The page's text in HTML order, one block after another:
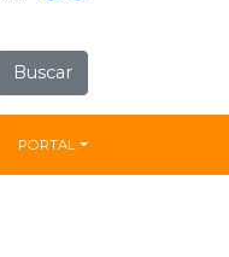
Buscar
PORTAL